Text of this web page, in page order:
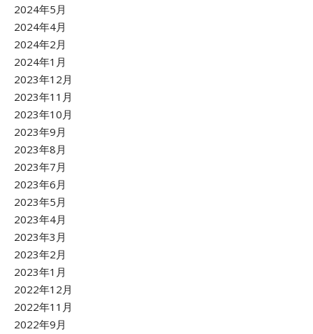
2024年5月
2024年4月
2024年2月
2024年1月
2023年12月
2023年11月
2023年10月
2023年9月
2023年8月
2023年7月
2023年6月
2023年5月
2023年4月
2023年3月
2023年2月
2023年1月
2022年12月
2022年11月
2022年9月